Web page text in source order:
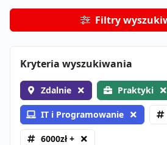
Filtry
Kryteria wyszukiwania
Zdalnie Praktyki
IT i Programowanie
6000zł +